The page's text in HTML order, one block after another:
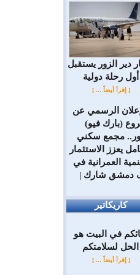
دير الزور يستقبل
أول رحلة دولية
[ إقرأ أيضاً ... ]
الرسمي عن
(بارك فيو)
مجمع سكني
يعزز الاستثمار
العمرانية في
دمشق شارك |
كاريكاتير
في البيت هو
الحل لسلامتكم
[ إقرأ أيضاً ... ]